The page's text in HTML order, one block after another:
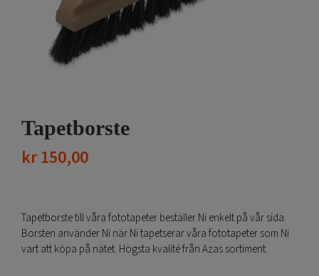
Tapetborste
kr150,00
Tapetborste till våra fototapeter beställer Ni enkelt på vår sida.
Borsten använder Ni när Ni tapetserar våra fototapeter som Ni
vart att köpa på nätet. Högsta kvalité från Azas sortiment.